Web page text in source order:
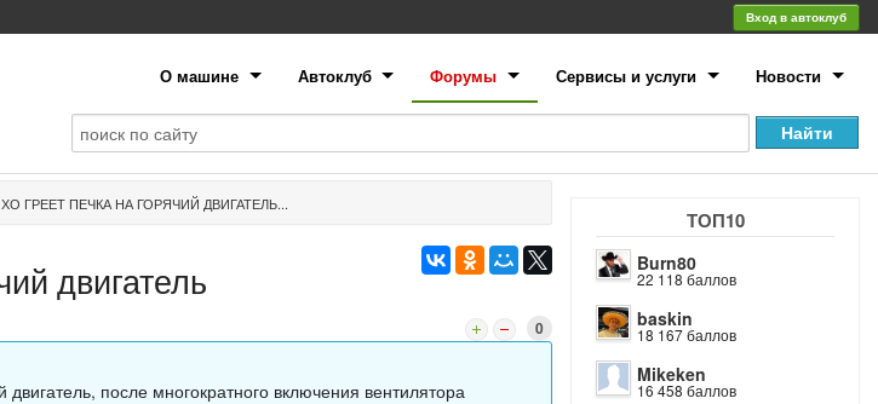
Вход в автоклуб
О машине Автоклуб Форумы Сервисы и услуги Новости
ТОП10
Burn80
22 118 баллов
baskin
18 167 баллов
Mikeken
16 458 баллов
ГРЕЕТ ПЕЧКА НА ГОРЯЧИЙ ДВИГАТЕЛЬ...
двигатель
0
после многократного включения вентилятора